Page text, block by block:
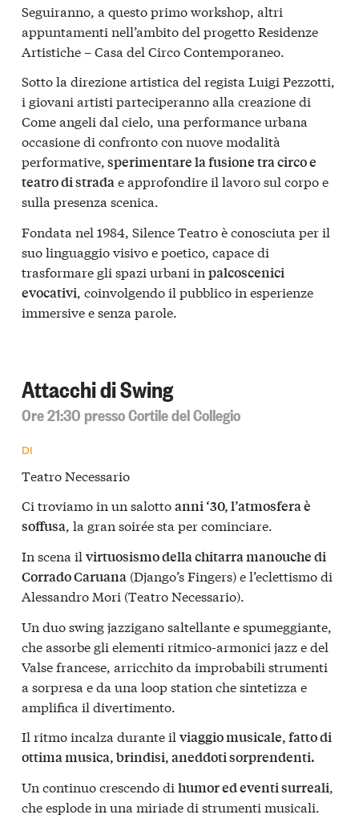
Seguiranno, a questo primo workshop, altri
appuntamenti nell’ambito del progetto Residenze
Artistiche – Casa del Circo Contemporaneo.
Sotto la direzione artistica del regista Luigi Pezzotti,
i giovani artisti parteciperanno alla creazione di
Come angeli dal cielo, una performance urbana
occasione di confronto con nuove modalità
performative,sperimentare la fusione tra circo e
teatro di stradae approfondire il lavoro sul corpo e
sulla presenza scenica.
Fondata nel 1984, Silence Teatro è conosciuta per il
suo linguaggio visivo e poetico, capace di
trasformare gli spazi urbani in palcoscenici
evocativi, coinvolgendo il pubblico in esperienze
immersive e senza parole.
Attacchi di Swing
Ore 21:30 presso Cortile del Collegio
DI
Teatro Necessario
Ci troviamo in un salottoanni ‘30, l’atmosfera è
soffusa, la gran soirée sta per cominciare.
In scena il virtuosismo della chitarra manouche di
Corrado Caruana (Django’s Fingers) e l’eclettismo di
Alessandro Mori (Teatro Necessario).
Un duo swing jazzigano saltellante e spumeggiante,
che assorbe gli elementi ritmico-armonici jazz e del
Valse francese, arricchito da improbabili strumenti
a sorpresa e da una loop station che sintetizza e
amplifica il divertimento.
Il ritmo incalza durante il viaggio musicale, fatto di
ottima musica, brindisi, aneddoti sorprendenti.
Un continuo crescendo di humor ed eventi surreali,
che esplode in una miriade di strumenti musicali.